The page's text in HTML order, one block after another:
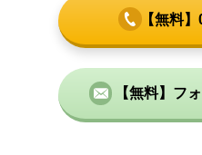
【無料
【無料】フ